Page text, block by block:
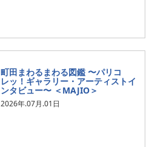
町田まわるまわる図鑑 〜パリコ
レッ！ギャラリー・アーティストイ
ンタビュー〜 ＜MAJIO＞
2026年.07月.01日